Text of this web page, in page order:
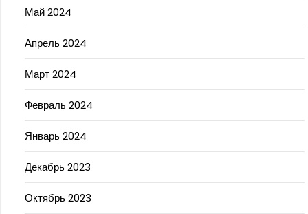
Май 2024
Апрель 2024
Март 2024
Февраль 2024
Январь 2024
Декабрь 2023
Октябрь 2023